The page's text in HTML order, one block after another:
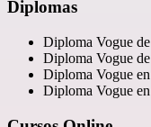
Diplomas
Diploma Vogue
Diploma Vogue
Diploma Vogue
Diploma Vogue